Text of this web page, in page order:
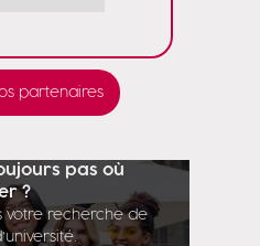
partenaires
pas où
?
votre recherche de